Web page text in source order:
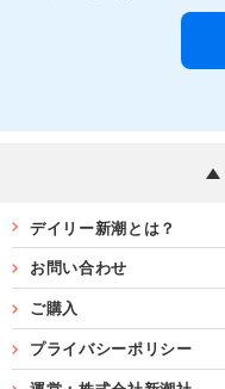
デイリー新潮とは？
お問い合わせ
ご購入
プライバシーポリシー